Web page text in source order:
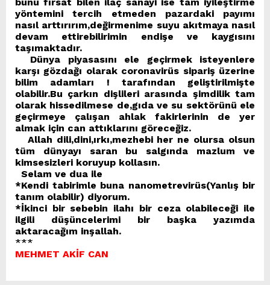
yöntemini tercih etmeden pazardaki payımı
nasıl arttırırım,değirmenime suyu akıtmaya nasıl
devam ettirebilirimin endişe ve kaygısını
taşımaktadır.
Dünya piyasasını ele geçirmek isteyenlere
karşı gözdağı olarak coronavirüs sipariş üzerine
bilim adamları ! tarafından geliştirilmişte
olabilir.Bu çarkın dişlileri arasında şimdilik tam
olarak hissedilmese de,gıda ve su sektörünü ele
geçirmeye çalışan ahlak fakirlerinin de yer
almak için can attıklarını göreceğiz.
Allah dili,dini,ırkı,mezhebi her ne olursa olsun
tüm dünyayı saran bu salgında mazlum ve
kimsesizleri koruyup kollasın.
Selam ve dua ile
*Kendi tabirimle buna nanometrevirüs(Yanlış bir
tanım olabilir) diyorum.
*İkinci bir sebebin ilahı bir ceza olabileceği ile
ilgili düşüncelerimi bir başka yazımda
aktaracağım inşallah.
***
MEHMET AKİF CAN